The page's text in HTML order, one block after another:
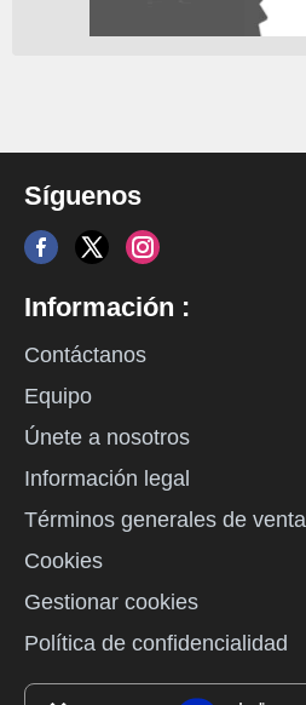
Síguenos
Información :
Contáctanos
Equipo
Únete a nosotros
Información legal
Términos generales de venta
Cookies
Gestionar cookies
Política de confidencialidad